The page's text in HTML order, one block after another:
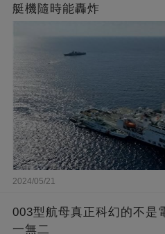
艇機隨時能轟炸
2024/05/21
003型航母真正科幻的不是
一無二